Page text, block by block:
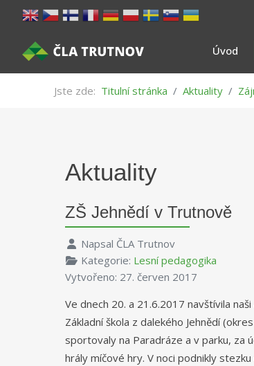
Úvod
Jste zde: Titulní stránka Aktuality
Aktuality
ZŠ Jehnědí v Trutnově
Napsal ČLA Trutnov
Kategorie: Lesní pedagogika
Vytvořeno: 27. červen 2017
Ve dnech 20. a 21.6.2017 navštívila
Základní škola z dalekého Jehnědí
sportovaly na Paradráze a v parku, za
hrály míčové hry. V noci podnikly